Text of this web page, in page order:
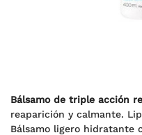
Bálsamo de triple acción
reaparición y calmante.
Bálsamo ligero hidratante